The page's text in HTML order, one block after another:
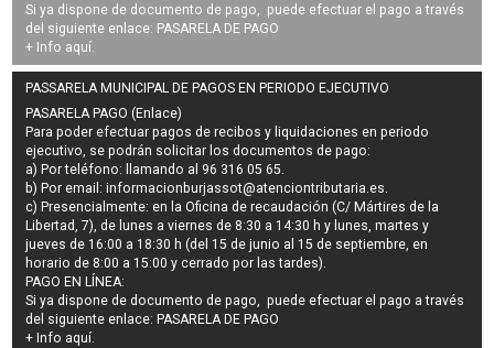
Si ya dispone de documento de pago, puede efectuar el pago a través
del siguiente enlace: PASARELA DE PAGO
+ Info aquí.
PASSARELA MUNICIPAL DE PAGOS EN PERIODO EJECUTIVO
PASARELA PAGO (Enlace)
Para poder efectuar pagos derecibos y liquidaciones en periodo
ejecutivo, se podrán solicitar los documentos de pago:
a) Por teléfono: llamando al 96 316 05 65.
b) Por email:informacionburjassot@atenciontributaria.es.
c) Presencialmente: en la Oficina de recaudación (C/ Mártires de la
Libertad, 7), de lunes a viernes de 8:30 a 14:30 h y lunes, martes y
jueves de 16:00 a 18:30 h (del 15 de junio al 15 de septiembre, en
horario de 8:00 a 15:00 y cerrado por las tardes).
PAGO EN LÍNEA:
Si ya dispone de documento de pago, puede efectuar el pago a través
del siguiente enlace: PASARELA DE PAGO
+ Info aquí.